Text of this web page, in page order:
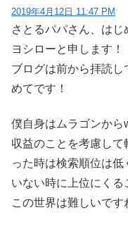
2019年4月12日 11:47 PM
さとるパパさん、はじ
ヨシローと申します！
ブログは前から拝読
めてです！
僕自身はムラゴンから
収益のことを考慮し
った時は検索順位は
いない時に上位にく
この世界は難しいで